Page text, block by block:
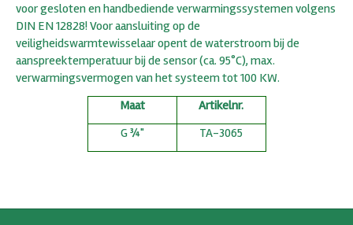
voor gesloten en handbediende verwarmingssystemen volgens
DIN EN 12828! Voor aansluiting op de
veiligheidswarmtewisselaar opent de waterstroom bij de
aanspreektemperatuur bij de sensor (ca. 95°C), max.
verwarmingsvermogen van het systeem tot 100 KW.
Maat
Artikelnr.
G ¾"
TA-3065